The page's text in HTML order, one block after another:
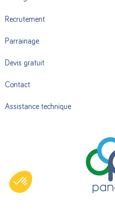
Recrutement
Parrainage
Devis gratuit
Contact
Assistance technique